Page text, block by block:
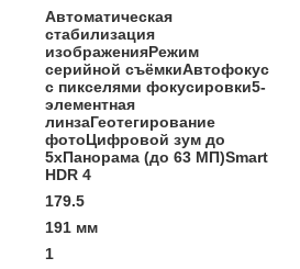
Автоматическая
стабилизация
изображенияРежим
серийной съёмкиАвтофокус
с пикселями фокусировки5-
элементная
линзаГеотегирование
фотоЦифровой зум до
5xПанорама (до 63 МП)Smart
HDR 4
179.5
191 мм
1